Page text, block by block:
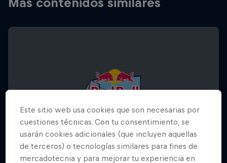
Este sitio web usa cookies que son necesarias por
cuestiones técnicas. Con tu consentimiento, se
usarán cookies adicionales (que incluyen aquellas
de terceros) o tecnologías similares para fines de
mercadotecnia y para mejorar tu experiencia en